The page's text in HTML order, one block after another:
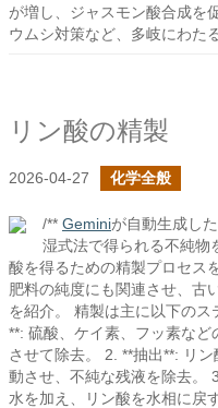
が増し、ジャスモン酸合成を
ウムシ対策など、多岐にわた
リン酸の精製
2026-04-27 化学全般
/** Geminiが自動生成し
湿式法で得られる不純物
酸を得るための精製プロセス
肥料の純度にも関連させ、古
を紹介。 精製は主に以下の
**: 硫酸、ケイ素、フッ素な
させて除去。 2. **抽出**: リ
動させ、不純な残液を除去。
水を加え、リン酸を水相に戻